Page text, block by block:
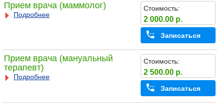
Прием врача (маммолог)
Подробнее
Стоимость:
2 000.00 р.
Записаться
Прием врача (мануальный
терапевт)
Подробнее
Стоимость:
2 500.00 р.
Записаться